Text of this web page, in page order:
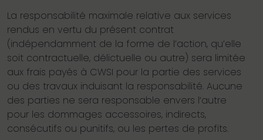
La responsabilité maximale relative aux services
rendus en vertu du présent contrat
(indépendamment de la forme de l’action, qu’elle
soit contractuelle, délictuelle ou autre) sera limitée
aux frais payés à CWSI pour la partie des services
ou des travaux induisant la responsabilité. Aucune
des parties ne sera responsable envers l’autre
pour les dommages accessoires, indirects,
consécutifs ou punitifs, ou les pertes de profits.